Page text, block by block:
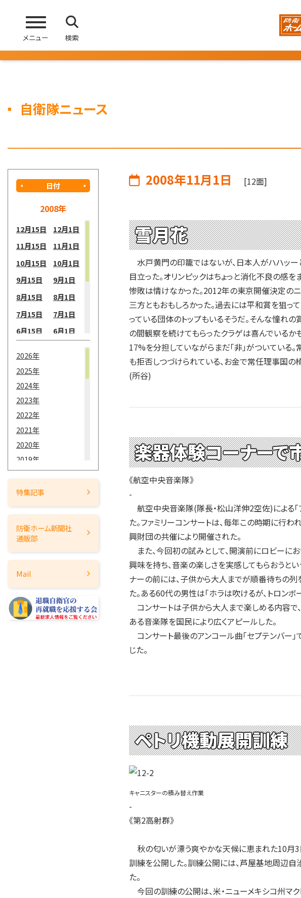
メニュー 検索
自衛隊ニュース
日付
2008年
12月15日
12月1日
11月15日
11月1日
10月15日
10月1日
9月15日
9月1日
8月15日
8月1日
7月15日
7月1日
6月15日
6月1日
3月15日
2月15日
1月15日
2026年
2025年
2024年
2023年
2022年
2021年
2020年
2019年
2018年
2017年
2014年
2012年
2011年
2009年
2008年
特集記事
防衛ホーム新聞社
通販部
Mail
2008年11月1日 [12面]
雪月花
水戸黄門の印籠ではないが、日本人がハハッー
目立った。オリンピックはちょっと消化不良の感
惨敗は情けなかった。2012年の東京開催決定の
三方ともおもしろかった。過去には平和賞を狙っ
っている団体のトップもいるそうだ。そんな憧れ
の間観察を続けてもらったクラゲは喜んでいる
17%を分担していながらまだ「非」がついてい
も拒否しつづけられている、お金で常任理事国の
(所谷)
楽器体験コーナーで
《航空中央音楽隊》
-
航空中央音楽隊(隊長・松山洋伸2空佐)による「
た。ファミリーコンサートは、毎年この時期に
興財団の共催により開催された。
また、今回初の試みとして、開演前にロビーに
興味を持ち、音楽の楽しさを実感してもらおうと
ナーの前には、子供から大人までが順番待ちの列
た。ある60代の男性は「ホラは吹けるが、トロン
コンサートは子供から大人まで楽しめる内容で
ある音楽隊を国民により広くアピールした。
コンサート最後のアンコール曲「セプテンバー
じた。
ペトリ機動展開訓練
キャニスターの積み替え作業
-
《第2高射群》
秋の匂いが漂う爽やかな天候に恵まれた10月3
訓練を公開した。訓練公開には、芦屋基地周辺
た。
今回の訓練の公開は、米・ニューメキシコ州